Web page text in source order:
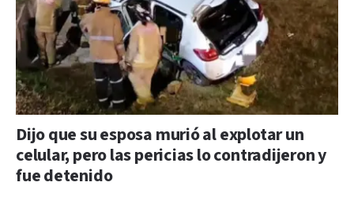
Dijo que su esposa murió al explotar un
celular, pero las pericias lo contradijeron y
fue detenido